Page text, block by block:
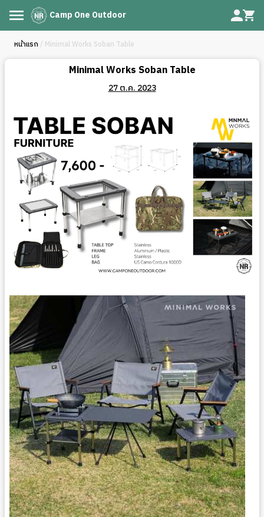
Camp One Outdoor
หน้าแรก / Minimal Works Soban Table
Minimal Works Soban Table
27 ต.ค. 2023